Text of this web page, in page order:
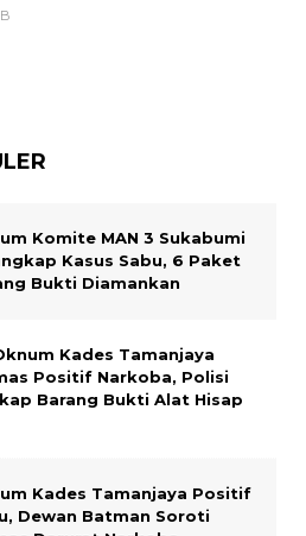
Komite MAN 3 Sukabumi
Kasus Sabu, 6 Paket
Bukti Diamankan
Kades Tamanjaya
Positif Narkoba, Polisi
Barang Bukti Alat Hisap
Kades Tamanjaya Positif
Dewan Batman Soroti